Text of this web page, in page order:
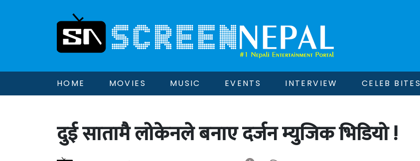
HOME MOVIES MUSIC EVENTS INTERVIEW CELEB BITES
दुई सातामै लोकेनले बनाए दर्जन म्युजिक भिडियो !